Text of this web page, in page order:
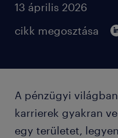
13 április 2026
cikk megosztása
A pénzügyi
karrierek gyakran
egy területet,